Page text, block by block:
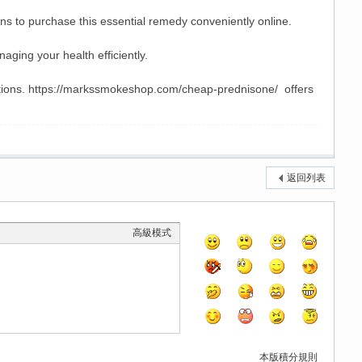
to purchase this essential remedy conveniently online.
your health efficiently.
https://markssmokeshop.com/cheap-prednisone/ offers
返回列表
高級模式
本版積分規則